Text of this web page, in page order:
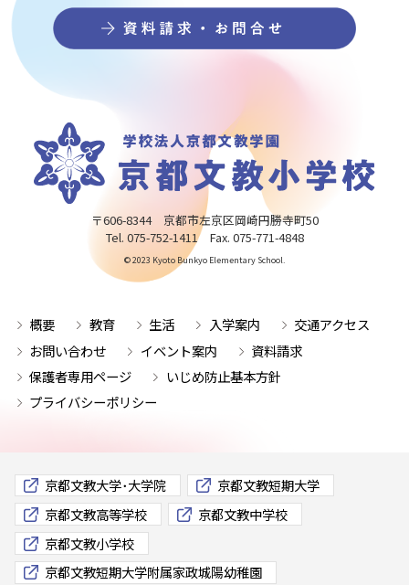
〒606-8344 京都市左京区岡崎円勝寺町50
Tel. 075-752-1411 Fax. 075-771-4848
© 2023 Kyoto Bunkyo Elementary School.
概要 教育 生活 入学案内
交通アクセス
お問い合わせ
イベント案内
資料請求
保護者専用ページ
いじめ防止基本方針
プライバシーポリシー
京都文教大学･大学院
京都文教短期大学
京都文教高等学校
京都文教中学校
京都文教小学校
京都文教短期大学附属家政城陽幼稚園